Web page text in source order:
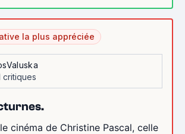
la plus appréciée
critiques
cinéma de Christine Pascal, celle